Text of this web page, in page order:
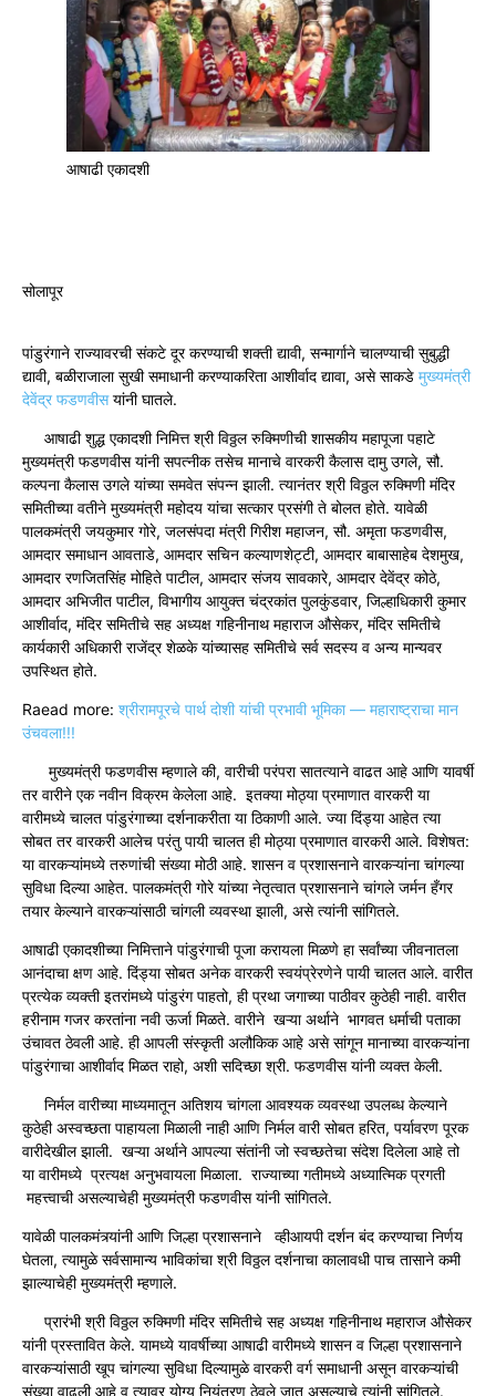
आषाढी एकादशी
सोलापूर
पांडुरंगाने राज्यावरची संकटे दूर करण्याची शक्ती द्यावी, सन्मार्गाने चालण्याची सुबुद्धी
द्यावी, बळीराजाला सुखी समाधानी करण्याकरिता आशीर्वाद द्यावा, असे साकडे मुख्यमंत्री
देवेंद्र फडणवीसयांनी घातले.
आषाढी शुद्ध एकादशी निमित्त श्री विठ्ठल रुक्मिणीची शासकीय महापूजा पहाटे
मुख्यमंत्री फडणवीस यांनी सपत्नीक तसेच मानाचे वारकरी कैलास दामु उगले, सौ.
कल्पना कैलास उगले यांच्या समवेत संपन्न झाली. त्यानंतर श्री विठ्ठल रुक्मिणी मंदिर
समितीच्या वतीने मुख्यमंत्री महोदय यांचा सत्कार प्रसंगी ते बोलत होते. यावेळी
पालकमंत्री जयकुमार गोरे, जलसंपदा मंत्री गिरीश महाजन, सौ. अमृता फडणवीस,
आमदार समाधान आवताडे, आमदार सचिन कल्याणशेट्टी, आमदार बाबासाहेब देशमुख,
आमदार रणजितसिंह मोहिते पाटील, आमदार संजय सावकारे, आमदार देवेंद्र कोठे,
आमदार अभिजीत पाटील, विभागीय आयुक्त चंद्रकांत पुलकुंडवार, जिल्हाधिकारी कुमार
आशीर्वाद, मंदिर समितीचे सह अध्यक्ष गहिनीनाथ महाराज औसेकर, मंदिर समितीचे
कार्यकारी अधिकारी राजेंद्र शेळके यांच्यासह समितीचे सर्व सदस्य व अन्य मान्यवर
उपस्थित होते.
Raead more: श्रीरामपूरचे पार्थ दोशी यांची प्रभावी भूमिका — महाराष्ट्राचा मान
उंचवला!!!
मुख्यमंत्री फडणवीस म्हणाले की, वारीची परंपरा सातत्याने वाढत आहे आणि यावर्षी
तर वारीने एक नवीन विक्रम केलेला आहे. इतक्या मोठ्या प्रमाणात वारकरी या
वारीमध्ये चालत पांडुरंगाच्या दर्शनाकरीता या ठिकाणी आले. ज्या दिंड्या आहेत त्या
सोबत तर वारकरी आलेच परंतु पायी चालत ही मोठ्या प्रमाणात वारकरी आले. विशेषत:
या वारकऱ्यांमध्ये तरुणांची संख्या मोठी आहे. शासन व प्रशासनाने वारकऱ्यांना चांगल्या
सुविधा दिल्या आहेत. पालकमंत्री गोरे यांच्या नेतृत्वात प्रशासनाने चांगले जर्मन हँगर
तयार केल्याने वारकऱ्यांसाठी चांगली व्यवस्था झाली, असे त्यांनी सांगितले.
आषाढी एकादशीच्या निमित्ताने पांडुरंगाची पूजा करायला मिळणे हा सर्वांच्या जीवनातला
आनंदाचा क्षण आहे. दिंड्या सोबत अनेक वारकरी स्वयंप्रेरणेने पायी चालत आले. वारीत
प्रत्येक व्यक्ती इतरांमध्ये पांडुरंग पाहतो, ही प्रथा जगाच्या पाठीवर कुठेही नाही. वारीत
हरीनाम गजर करतांना नवी ऊर्जा मिळते. वारीने खऱ्या अर्थाने भागवत धर्माची पताका
उंचावत ठेवली आहे. ही आपली संस्कृती अलौकिक आहे असे सांगून मानाच्या वारकऱ्यांना
पांडुरंगाचा आशीर्वाद मिळत राहो, अशी सदिच्छा श्री. फडणवीस यांनी व्यक्त केली.
निर्मल वारीच्या माध्यमातून अतिशय चांगला आवश्यक व्यवस्था उपलब्ध केल्याने
कुठेही अस्वच्छता पाहायला मिळाली नाही आणि निर्मल वारी सोबत हरित, पर्यावरण पूरक
वारीदेखील झाली. खऱ्या अर्थाने आपल्या संतांनी जो स्वच्छतेचा संदेश दिलेला आहे तो
या वारीमध्ये प्रत्यक्ष अनुभवायला मिळाला. राज्याच्या गतीमध्ये अध्यात्मिक प्रगती
महत्त्वाची असल्याचेही मुख्यमंत्री फडणवीस यांनी सांगितले.
यावेळी पालकमंत्र्यांनी आणि जिल्हा प्रशासनाने व्हीआयपी दर्शन बंद करण्याचा निर्णय
घेतला, त्यामुळे सर्वसामान्य भाविकांचा श्री विठ्ठल दर्शनाचा कालावधी पाच तासाने कमी
झाल्याचेही मुख्यमंत्री म्हणाले.
प्रारंभी श्री विठ्ठल रुक्मिणी मंदिर समितीचे सह अध्यक्ष गहिनीनाथ महाराज औसेकर
यांनी प्रस्तावित केले. यामध्ये यावर्षीच्या आषाढी वारीमध्ये शासन व जिल्हा प्रशासनाने
वारकऱ्यांसाठी खूप चांगल्या सुविधा दिल्यामुळे वारकरी वर्ग समाधानी असून वारकऱ्यांची
संख्या वाढली आहे व त्यावर योग्य नियंत्रण ठेवले जात असल्याचे त्यांनी सांगितले.